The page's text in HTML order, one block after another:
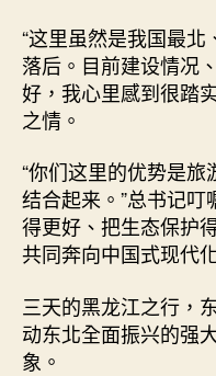
“这里虽然是我国最
落后。目前建设情况
好，我心里感到很踏
之情。
“你们这里的优势是
结合起来。”总书记
得更好、把生态保护
共同奔向中国式现代
三天的黑龙江之行，
动东北全面振兴的强
象。